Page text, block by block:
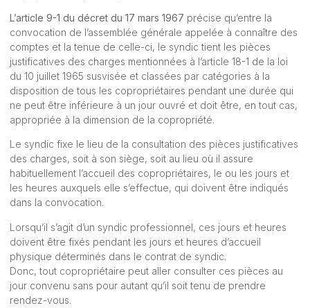
L’article 9-1 du décret du 17 mars 1967 précise qu’entre la
convocation de l’assemblée générale appelée à connaître des
comptes et la tenue de celle-ci, le syndic tient les pièces
justificatives des charges mentionnées à l’article 18-1 de la loi
du 10 juillet 1965 susvisée et classées par catégories à la
disposition de tous les copropriétaires pendant une durée qui
ne peut être inférieure à un jour ouvré et doit être, en tout cas,
appropriée à la dimension de la copropriété.
Le syndic fixe le lieu de la consultation des pièces justificatives
des charges, soit à son siège, soit au lieu où il assure
habituellement l’accueil des copropriétaires, le ou les jours et
les heures auxquels elle s’effectue, qui doivent être indiqués
dans la convocation.
Lorsqu’il s’agit d’un syndic professionnel, ces jours et heures
doivent être fixés pendant les jours et heures d’accueil
physique déterminés dans le contrat de syndic.
Donc, tout copropriétaire peut aller consulter ces pièces au
jour convenu sans pour autant qu’il soit tenu de prendre
rendez-vous.